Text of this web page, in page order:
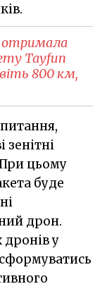
отримала
Tayfun
800 км,
зенітні
цьому
буде
дрон.
дронів у